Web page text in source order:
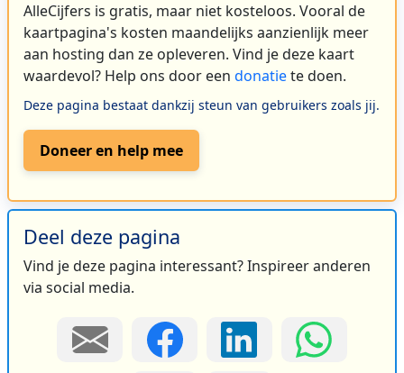
AlleCijfers is gratis, maar niet kosteloos. Vooral de
kaartpagina's kosten maandelijks aanzienlijk meer
aan hosting dan ze opleveren. Vind je deze kaart
waardevol? Help ons door een donatiete doen.
Deze pagina bestaat dankzij steun van gebruikers zoals jij.
Doneer en help mee
Deel deze pagina
Vind je deze pagina interessant? Inspireer anderen
via social media.